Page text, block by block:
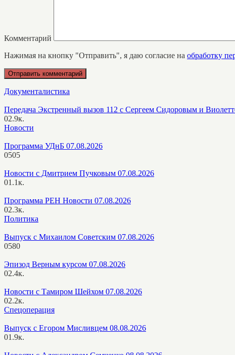
Комментарий
Нажимая на кнопку "Отправить", я даю согласие на обработку
Документалистика
Передача Экстренный вызов 112 с Сергеем Сидоровым и
02.9к.
Новости
Программа УДнБ 07.08.2026
0505
Новости с Дмитрием Пучковым 07.08.2026
01.1к.
Программа РЕН Новости 07.08.2026
02.3к.
Политика
Выпуск с Михаилом Советским 07.08.2026
0580
Эпизод Верным курсом 07.08.2026
02.4к.
Новости с Тамиром Шейхом 07.08.2026
02.2к.
Спецоперация
Выпуск с Егором Мисливцем 08.08.2026
01.9к.